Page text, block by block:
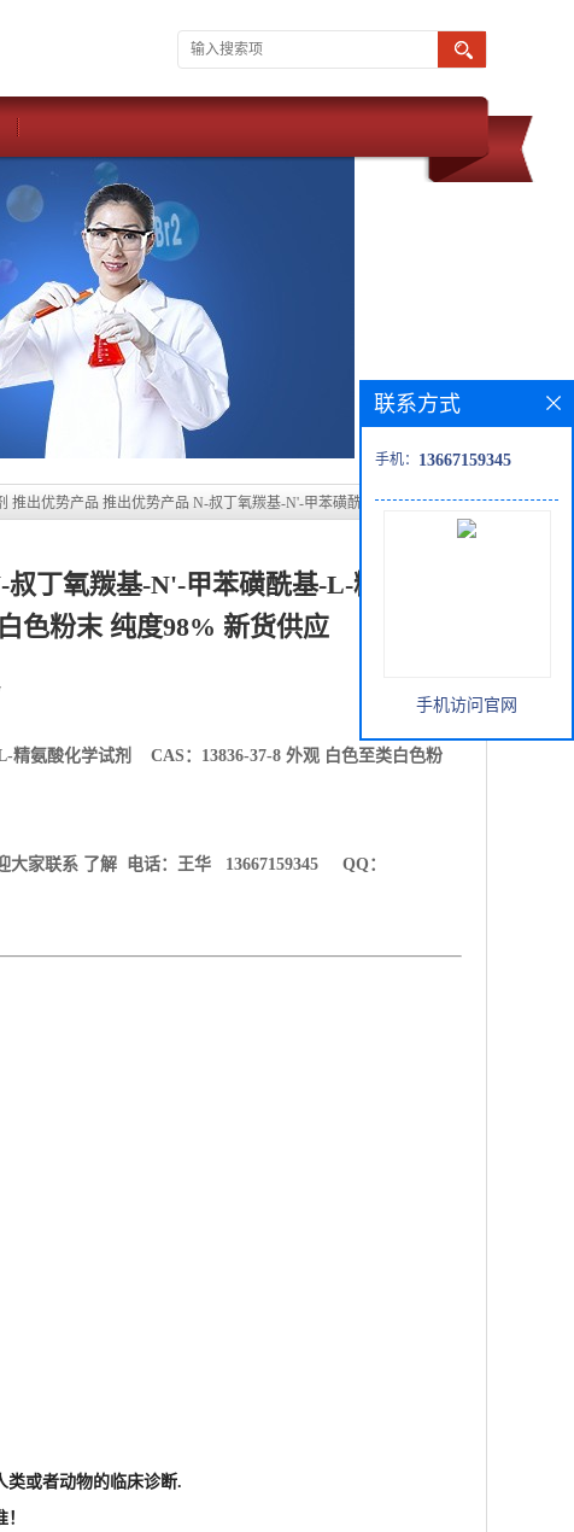
推出优势产品 推出优势产品 N-叔丁氧羰基-N'-甲苯磺酰基-L-精氨酸化学
丁氧羰基-N'-甲苯磺酰基-L-精氨酸化
色粉末 纯度98% 新货供应
精氨酸化学试剂 CAS： 13836-37-8 外观 白色至类白色粉
大家联系 了解 电话：王华 13667159345 QQ：
类或者动物的临床诊断.
联系方式
手机： 13667159345
手机访问官网